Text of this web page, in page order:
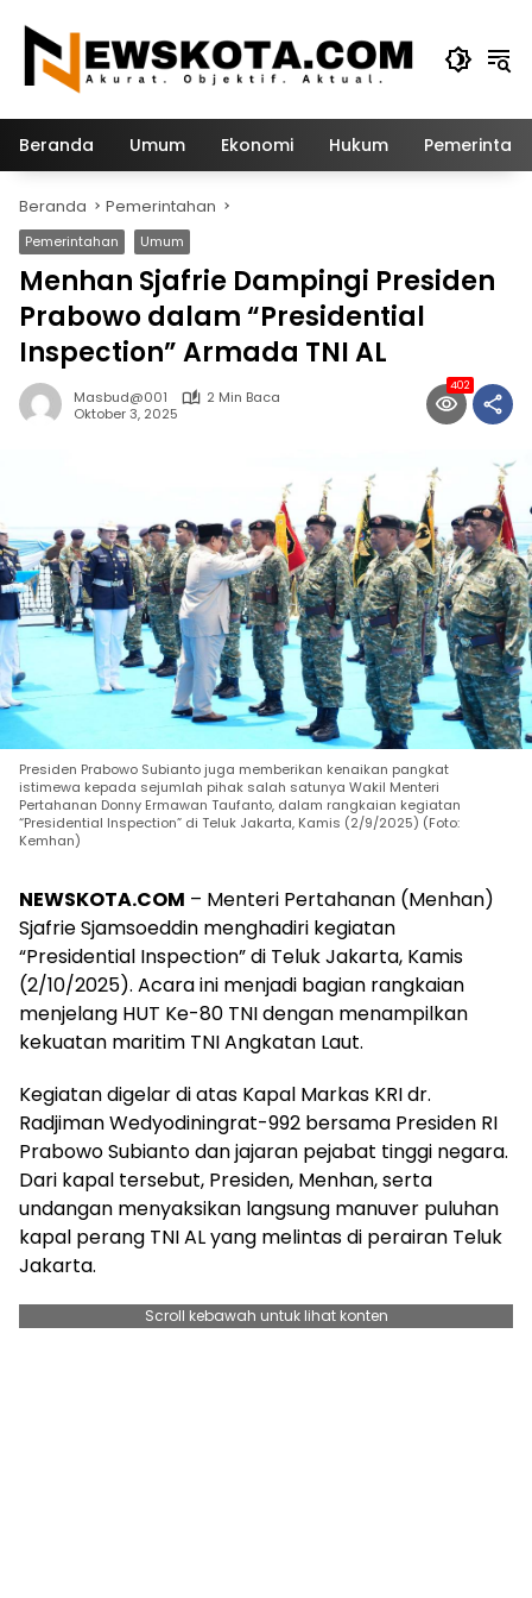
konten
Beranda Umum Ekonomi Hukum
Beranda Pemerintahan
Pemerintahan Umum
Menhan Sjafrie Dampingi Presiden
Prabowo dalam “Presidential
Inspection” Armada TNI AL
Masbud@001
2 Min Baca
Oktober 3, 2025
402
Presiden Prabowo Subianto juga memberikan kenaikan pangkat
istimewa kepada sejumlah pihak salah satunya Wakil Menteri
Pertahanan Donny Ermawan Taufanto, dalam rangkaian kegiatan
“Presidential Inspection” di Teluk Jakarta, Kamis (2/9/2025) (Foto:
Kemhan)
NEWSKOTA.COM – Menteri Pertahanan (Menhan)
Sjafrie Sjamsoeddin menghadiri kegiatan
“Presidential Inspection” di Teluk Jakarta, Kamis
(2/10/2025). Acara ini menjadi bagian rangkaian
menjelang HUT Ke-80 TNI dengan menampilkan
kekuatan maritim TNI Angkatan Laut.
Kegiatan digelar di atas Kapal Markas KRI dr.
Radjiman Wedyodiningrat-992 bersama Presiden RI
Prabowo Subianto dan jajaran pejabat tinggi negara.
Dari kapal tersebut, Presiden, Menhan, serta
undangan menyaksikan langsung manuver puluhan
kapal perang TNI AL yang melintas di perairan Teluk
Jakarta.
Scroll kebawah untuk lihat konten